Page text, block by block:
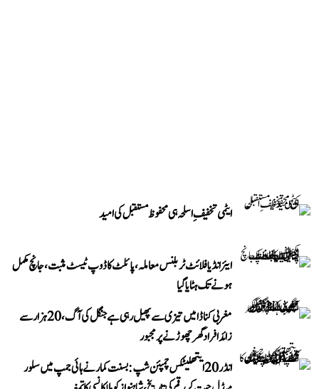
ایٹمی تخفیفِ اسلحہ ہی محفوظ مستقبل کی امید
ایئر انڈیا فلائٹ ٹربلنس معاملہ، پائلٹ کا ڈوپ ٹیسٹ مثبت، جانچ مکمل
ہونے تک ہٹایا گیا
مغربی کناڈا میں تیزی سے پھیل رہی ہے جنگل کی آگ، 20 ہزار سے
زائد افراد گھر چھوڑنے پر مجبور
انڈر 20 ایتھلیٹکس چمپئن شپ: بسنت کمار نے ہائی جمپ میں سلور